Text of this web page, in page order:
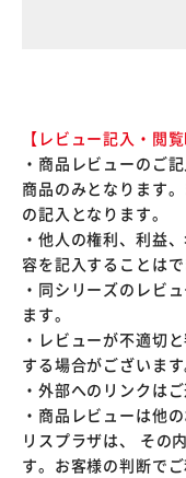
【レビュー記入・閲
・商品レビューのご
商品のみとなります
の記入となります。
・他人の権利、利益
容を記入することは
・同シリーズのレビ
ます。
・レビューが不適切
する場合がございます
・外部へのリンクはご
・商品レビューは他
リスプラザは、 その
す。お客様の判断で